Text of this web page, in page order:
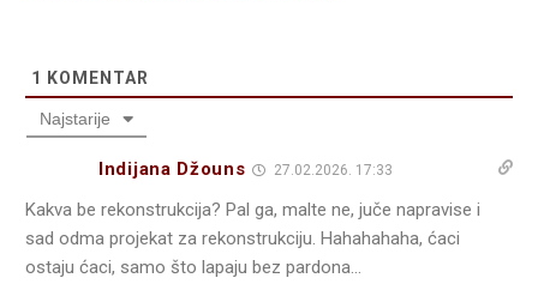
1 KOMENTAR
Najstarije
Indijana Džouns 27.02.2026. 17:33
Kakva be rekonstrukcija? Pal ga, malte ne, juče napravise i
sad odma projekat za rekonstrukciju. Hahahahaha, ćaci
ostaju ćaci, samo što lapaju bez pardona…